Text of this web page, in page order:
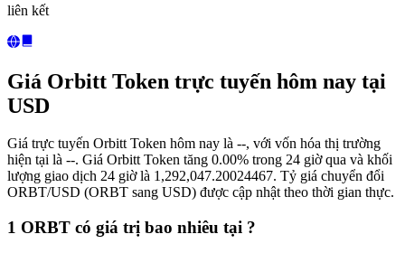
liên kết
Giá Orbitt Token trực tuyến hôm nay tại
USD
Giá trực tuyến Orbitt Token hôm nay là --, với vốn hóa thị trường
hiện tại là --. Giá Orbitt Token tăng 0.00% trong 24 giờ qua và khối
lượng giao dịch 24 giờ là 1,292,047.20024467. Tỷ giá chuyển đổi
ORBT/USD (ORBT sang USD) được cập nhật theo thời gian thực.
1 ORBT có giá trị bao nhiêu tại ?